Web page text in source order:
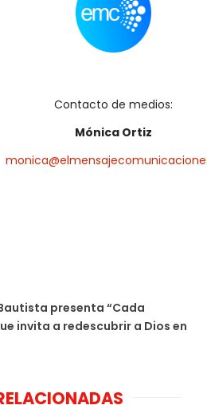
Contacto de medios:
Mónica Ortiz
presenta “Cada
invita a redescubrir a Dios en